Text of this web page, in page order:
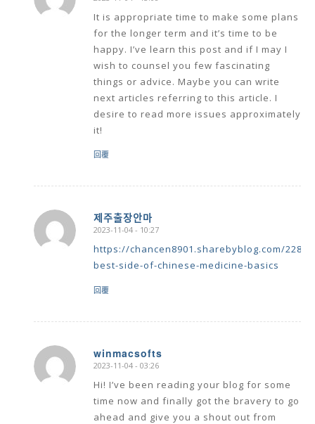
It is appropriate time to make some plans
for the longer term and it’s time to be
happy. I’ve learn this post and if I may I
wish to counsel you few fascinating
things or advice. Maybe you can write
next articles referring to this article. I
desire to read more issues approximately
it!
回覆
제주출장안마
says:
2023-11-04 - 10:27
https://chancen8901.sharebyblog.com/
best-side-of-chinese-medicine-basics
回覆
winmacsofts
says:
2023-11-04 - 03:26
Hi! I’ve been reading your blog for some
time now and finally got the bravery to go
ahead and give you a shout out from